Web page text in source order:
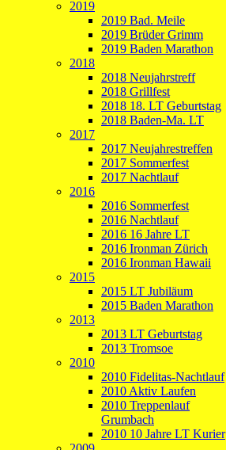
2019
2019 Bad. Meile
2019 Brüder Grimm
2019 Baden Marathon
2018
2018 Neujahrstreff
2018 Grillfest
2018 18. LT Geburtstag
2018 Baden-Ma. LT
2017
2017 Neujahrestreffen
2017 Sommerfest
2017 Nachtlauf
2016
2016 Sommerfest
2016 Nachtlauf
2016 16 Jahre LT
2016 Ironman Zürich
2016 Ironman Hawaii
2015
2015 LT Jubiläum
2015 Baden Marathon
2013
2013 LT Geburtstag
2013 Tromsoe
2010
2010 Fidelitas-Nachtlauf
2010 Aktiv Laufen
2010 Treppenlauf
Grumbach
2010 10 Jahre LT Kurier